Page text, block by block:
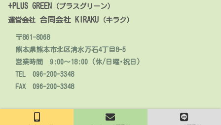
+PLUS GREEN
（プラスグリーン）
運営会社 合同会社 KIRAKU （キラク）
〒861-8068
熊本県熊本市北区清水万石4丁目8-5
営業時間 9:00～18:00 (休/日曜･祝日)
TEL 096-200-3348
FAX 096-200-3348